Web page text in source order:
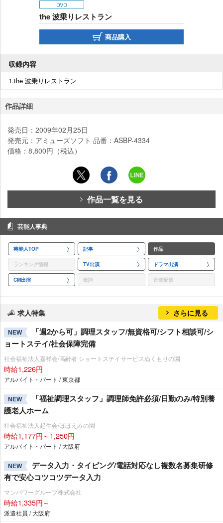
DVD
the 波乗りレストラン
商品購入
収録内容
1.the 波乗りレストラン
作品詳細
発売日：2009年02月25日
発売元：アミューズソフト 品番：ASBP-4334
価格：8,800円（税込）
作品一覧を見る
芸能人事典
芸能人TOP 記事 作品
ランキング情報 TV出演 ドラマ出演
CM出演 歌詞 音楽配信
求人特集 さらに見る
NEW
「週2から可」調理スタッフ/無資格可/シフト相談可/シ
ョートステイ/社会保障完備
社会福祉法人嘉祥会/高齢者 ショートステイサービスぬくもりの園
時給1,226円
アルバイト・パート / 東京都
NEW
「福祉調理スタッフ」調理師免許必須/日勤のみ/特別養
護老人ホーム
社会福祉法人起生会/ほほえみの園
時給1,177円～1,250円
アルバイト・パート / 大阪府
NEW
データ入力・タイピング/電話対応なし複数名募集研修
有で安心コツコツデータ入力
マンパワーグループ株式会社
時給1,335円～
派遣社員 / 大阪府